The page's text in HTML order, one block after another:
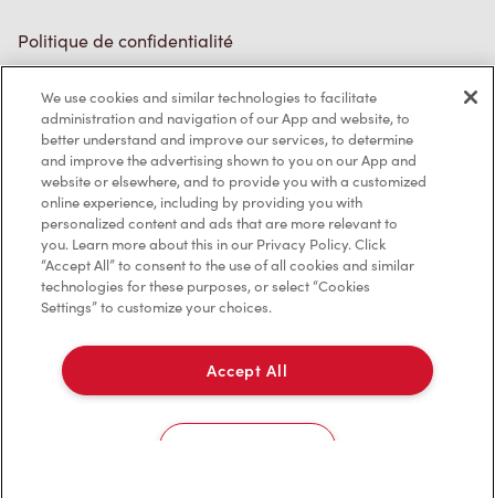
Politique de confidentialité
Marques de commerce
Accessibilité
Diagnostic
Contactez-nous
TM & © Tim Hortons, 2023
We use cookies and similar technologies to facilitate
administration and navigation of our App and website, to
better understand and improve our services, to determine
and improve the advertising shown to you on our App and
website or elsewhere, and to provide you with a customized
online experience, including by providing you with
personalized content and ads that are more relevant to
you. Learn more about this in our Privacy Policy. Click
“Accept All” to consent to the use of all cookies and similar
technologies for these purposes, or select “Cookies
Settings” to customize your choices.
Accept All